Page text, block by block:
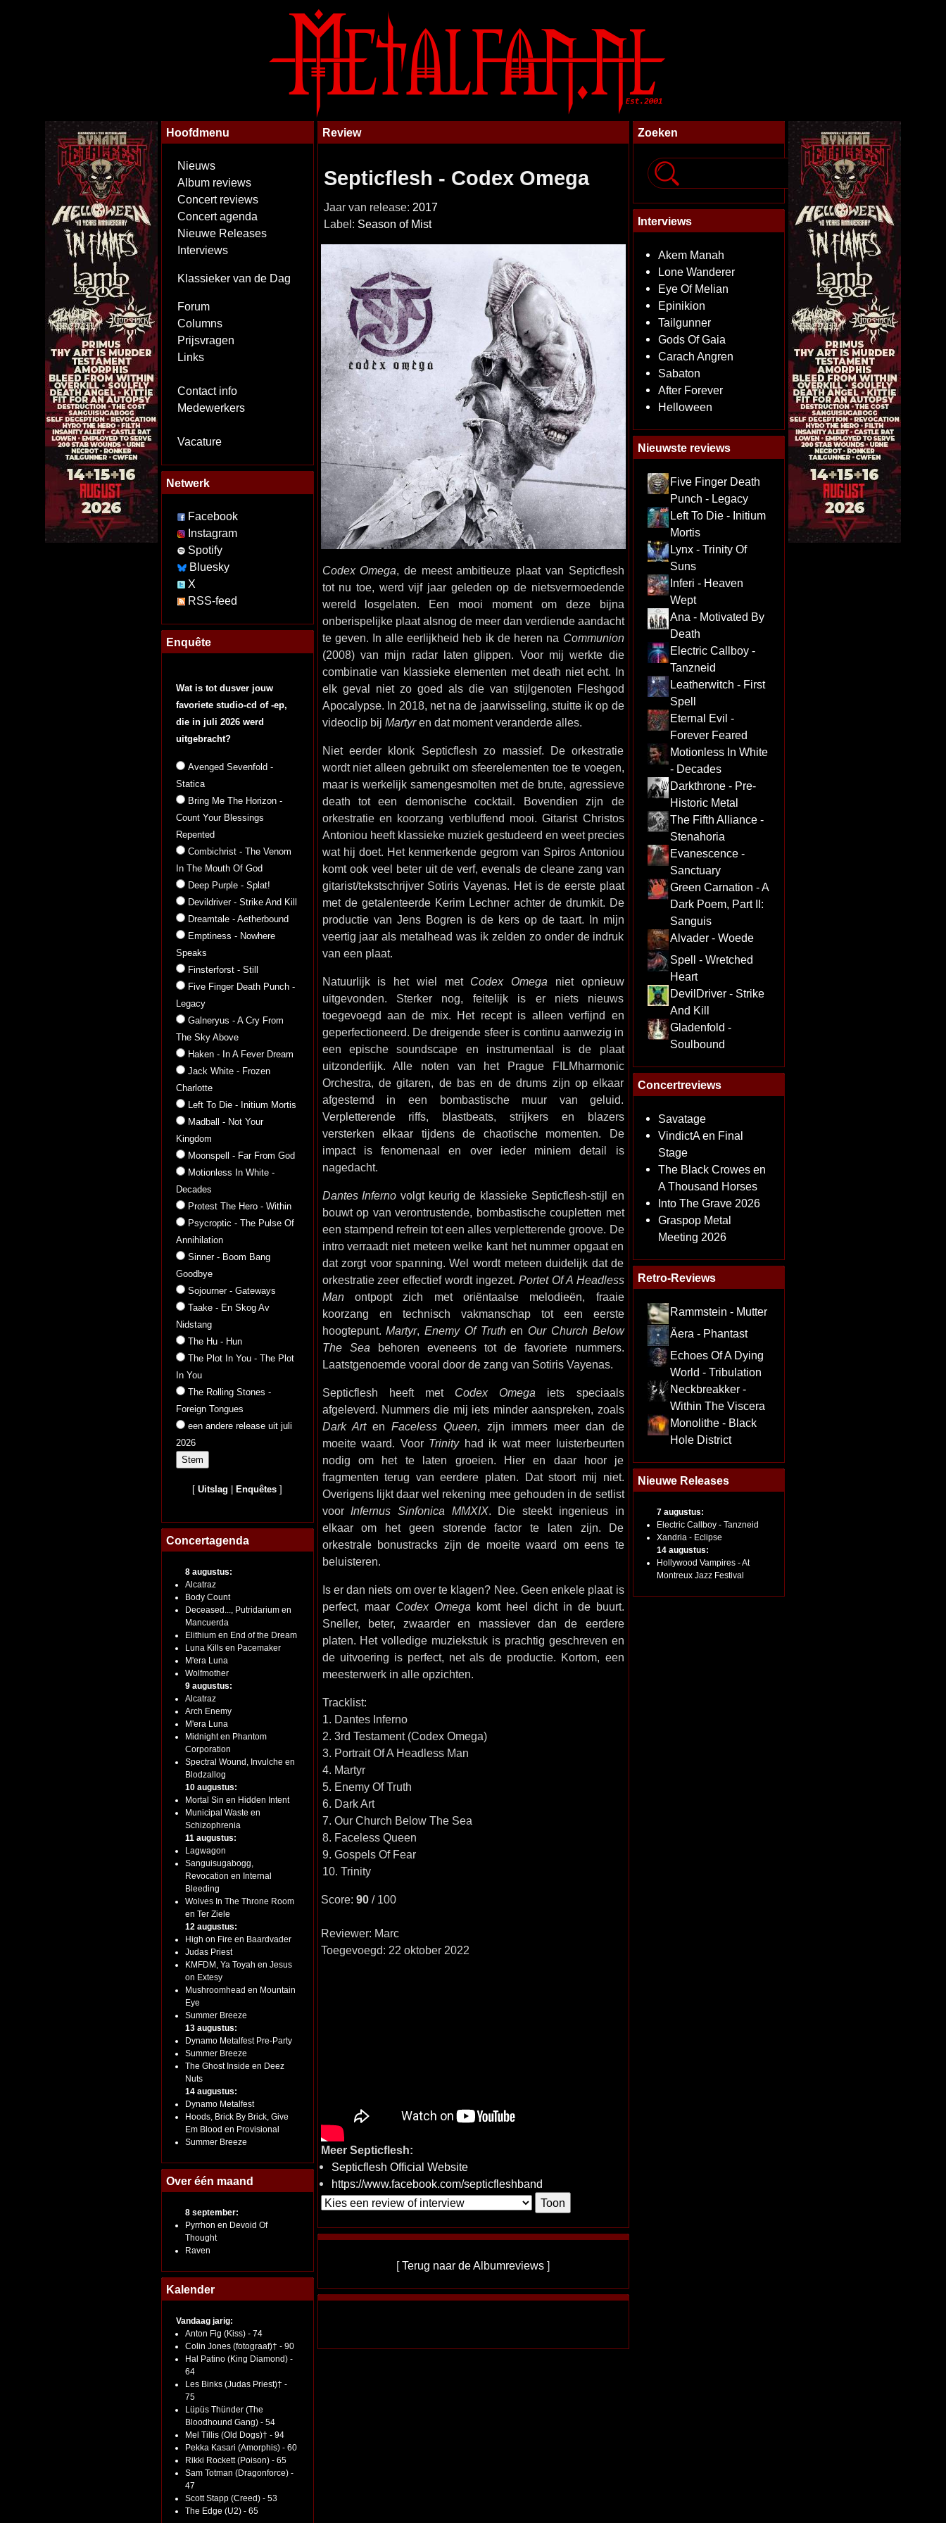
Hoofdmenu
Nieuws
Album reviews
Concert reviews
Concert agenda
Nieuwe Releases
Interviews
Klassieker van de Dag
Forum
Columns
Prijsvragen
Links
Contact info
Medewerkers
Vacature
Netwerk
Facebook
Instagram
Spotify
Bluesky
X
RSS-feed
Enquête
Wat is tot dusver jouw
favoriete studio-cd of -ep,
die in juli 2026 werd
uitgebracht?
Avenged Sevenfold -
Statica
Bring Me The Horizon -
Count Your Blessings
Repented
Combichrist - The Venom
In The Mouth Of God
Deep Purple - Splat!
Devildriver - Strike And Kill
Dreamtale - Aetherbound
Emptiness - Nowhere
Speaks
Finsterforst - Still
Five Finger Death Punch -
Legacy
Galneryus - A Cry From
The Sky Above
Haken - In A Fever Dream
Jack White - Frozen
Charlotte
Left To Die - Initium Mortis
Madball - Not Your
Kingdom
Moonspell - Far From God
Motionless In White -
Decades
Protest The Hero - Within
Psycroptic - The Pulse Of
Annihilation
Sinner - Boom Bang
Goodbye
Sojourner - Gateways
Taake - En Skog Av
Nidstang
The Hu - Hun
The Plot In You - The Plot
In You
The Rolling Stones -
Foreign Tongues
een andere release uit juli
2026
[Uitslag Enquêtes ]
Concertagenda
8 augustus:
Alcatraz
Body Count
Deceased..., Putridarium en
Mancuerda
Elithium en End of the Dream
Luna Kills en Pacemaker
M'era Luna
Wolfmother
9 augustus:
Alcatraz
Arch Enemy
M'era Luna
Midnight en Phantom
Corporation
Spectral Wound, Invulche en
Blodzallog
10 augustus:
Mortal Sin en Hidden Intent
Municipal Waste en
Schizophrenia
11 augustus:
Lagwagon
Sanguisugabogg,
Revocation en Internal
Bleeding
Wolves In The Throne Room
en Ter Ziele
12 augustus:
High on Fire en Baardvader
Judas Priest
KMFDM, Ya Toyah en Jesus
on Extesy
Mushroomhead en Mountain
Eye
Summer Breeze
13 augustus:
Dynamo Metalfest Pre-Party
Summer Breeze
The Ghost Inside en Deez
Nuts
14 augustus:
Dynamo Metalfest
Hoods, Brick By Brick, Give
Em Blood en Provisional
Summer Breeze
Over één maand
8 september:
Pyrrhon en Devoid Of
Thought
Raven
Kalender
Vandaag jarig:
Anton Fig (Kiss) - 74
Colin Jones (fotograaf)† - 90
Hal Patino (King Diamond) -
64
Les Binks (Judas Priest)† -
75
Lüpüs Thünder (The
Bloodhound Gang) - 54
Mel Tillis (Old Dogs)† - 94
Pekka Kasari (Amorphis) - 60
Rikki Rockett (Poison) - 65
Sam Totman (Dragonforce) -
47
Scott Stapp (Creed) - 53
The Edge (U2) - 65
Review
Septicflesh - Codex Omega
Jaar van release: 2017
Label: Season of Mist
Codex Omega, de meest ambitieuze plaat van Septicflesh
tot nu toe, werd vijf jaar geleden op de nietsvermoedende
wereld losgelaten. Een mooi moment om deze bijna
onberispelijke plaat alsnog de meer dan verdiende aandacht
te geven. In alle eerlijkheid heb ik de heren na Communion
(2008) van mijn radar laten glippen. Voor mij werkte die
combinatie van klassieke elementen met death niet echt. In
elk geval niet zo goed als die van stijlgenoten Fleshgod
Apocalypse. In 2018, net na de jaarwisseling, stuitte ik op de
videoclip bij Martyren dat moment veranderde alles.
Niet eerder klonk Septicflesh zo massief. De orkestratie
wordt niet alleen gebruikt om sfeerelementen toe te voegen,
maar is werkelijk samengesmolten met de brute, agressieve
death tot een demonische cocktail. Bovendien zijn de
orkestratie en koorzang verbluffend mooi. Gitarist Christos
Antoniou heeft klassieke muziek gestudeerd en weet precies
wat hij doet. Het kenmerkende gegrom van Spiros Antoniou
komt ook veel beter uit de verf, evenals de cleane zang van
gitarist/tekstschrijver Sotiris Vayenas. Het is de eerste plaat
met de getalenteerde Kerim Lechner achter de drumkit. De
productie van Jens Bogren is de kers op de taart. In mijn
veertig jaar als metalhead was ik zelden zo onder de indruk
van een plaat.
Natuurlijk is het wiel met Codex Omega niet opnieuw
uitgevonden. Sterker nog, feitelijk is er niets nieuws
toegevoegd aan de mix. Het recept is alleen verfijnd en
geperfectioneerd. De dreigende sfeer is continu aanwezig in
een epische soundscape en instrumentaal is de plaat
uitzonderlijk. Alle noten van het Prague FILMharmonic
Orchestra, de gitaren, de bas en de drums zijn op elkaar
afgestemd in een bombastische muur van geluid.
Verpletterende riffs, blastbeats, strijkers en blazers
versterken elkaar tijdens de chaotische momenten. De
impact is fenomenaal en over ieder miniem detail is
nagedacht.
Dantes Inferno volgt keurig de klassieke Septicflesh-stijl en
bouwt op van verontrustende, bombastische coupletten met
een stampend refrein tot een alles verpletterende groove. De
intro verraadt niet meteen welke kant het nummer opgaat en
dat zorgt voor spanning. Wel wordt meteen duidelijk dat de
orkestratie zeer effectief wordt ingezet. Portet Of A Headless
Manontpopt zich met oriëntaalse melodieën, fraaie
koorzang en technisch vakmanschap tot een eerste
hoogtepunt.Martyr, Enemy Of Truthen Our Church Below
The Sea behoren eveneens tot de favoriete nummers.
Laatstgenoemde vooral door de zang van Sotiris Vayenas.
Septicflesh heeft met Codex Omega iets speciaals
afgeleverd. Nummers die mij iets minder aanspreken, zoals
Dark ArtenFaceless Queen, zijn immers meer dan de
moeite waard. Voor Trinityhad ik wat meer luisterbeurten
nodig om het te laten groeien. Hier en daar hoor je
fragmenten terug van eerdere platen. Dat stoort mij niet.
Overigens lijkt daar wel rekening mee gehouden in de setlist
voor Infernus Sinfonica MMXIX. Die steekt ingenieus in
elkaar om het geen storende factor te laten zijn. De
orkestrale bonustracks zijn de moeite waard om eens te
beluisteren.
Is er dan niets om over te klagen? Nee. Geen enkele plaat is
perfect, maar Codex Omega komt heel dicht in de buurt.
Sneller, beter, zwaarder en massiever dan de eerdere
platen. Het volledige muziekstuk is prachtig geschreven en
de uitvoering is perfect, net als de productie. Kortom, een
meesterwerk in alle opzichten.
Tracklist:
1. Dantes Inferno
2. 3rd Testament (Codex Omega)
3. Portrait Of A Headless Man
4. Martyr
5. Enemy Of Truth
6. Dark Art
7. Our Church Below The Sea
8. Faceless Queen
9. Gospels Of Fear
10. Trinity
Score: 90/ 100
Reviewer: Marc
Toegevoegd: 22 oktober 2022
Meer Septicflesh:
Septicflesh Official Website
https://www.facebook.com/septicfleshband
[Terug naar de Albumreviews ]
Zoeken
Interviews
Akem Manah
Lone Wanderer
Eye Of Melian
Epinikion
Tailgunner
Gods Of Gaia
Carach Angren
Sabaton
After Forever
Helloween
Nieuwste reviews
Five Finger Death
Punch - Legacy
Left To Die - Initium
Mortis
Lynx - Trinity Of
Suns
Inferi - Heaven
Wept
Ana - Motivated By
Death
Electric Callboy -
Tanzneid
Leatherwitch - First
Spell
Eternal Evil -
Forever Feared
Motionless In White
- Decades
Darkthrone - Pre-
Historic Metal
The Fifth Alliance -
Stenahoria
Evanescence -
Sanctuary
Green Carnation - A
Dark Poem, Part II:
Sanguis
Alvader - Woede
Spell - Wretched
Heart
DevilDriver - Strike
And Kill
Gladenfold -
Soulbound
Concertreviews
Savatage
VindictA en Final
Stage
The Black Crowes en
A Thousand Horses
Into The Grave 2026
Graspop Metal
Meeting 2026
Retro-Reviews
Rammstein - Mutter
Äera - Phantast
Echoes Of A Dying
World - Tribulation
Neckbreakker -
Within The Viscera
Monolithe - Black
Hole District
Nieuwe Releases
7 augustus:
Electric Callboy - Tanzneid
Xandria - Eclipse
14 augustus:
Hollywood Vampires - At
Montreux Jazz Festival